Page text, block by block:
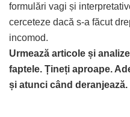
formulări vagi și
cerceteze dacă s-a făcut
incomod.
Urmează articole și
faptele. Țineți aproape.
și atunci când deranjează.